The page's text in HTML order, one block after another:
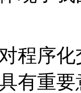
序化
有重